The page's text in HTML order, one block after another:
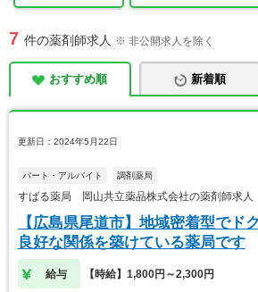
7 件の薬剤師求人 ※ 非公開求人を除く
おすすめ順 新着順
更新日：2024年5月22日
パート・アルバイト 調剤薬局
すばる薬局 岡山共立薬品株式会社の薬剤師求人
【広島県尾道市】地域密着型でド
良好な関係を築けている薬局です
給与 【時給】1,800円～2,300円